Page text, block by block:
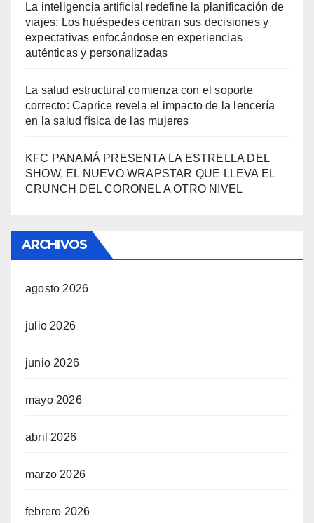
La inteligencia artificial redefine la planificación de
viajes: Los huéspedes centran sus decisiones y
expectativas enfocándose en experiencias
auténticas y personalizadas
La salud estructural comienza con el soporte
correcto: Caprice revela el impacto de la lencería
en la salud física de las mujeres
KFC PANAMÁ PRESENTA LA ESTRELLA DEL
SHOW, EL NUEVO WRAPSTAR QUE LLEVA EL
CRUNCH DEL CORONEL A OTRO NIVEL
ARCHIVOS
agosto 2026
julio 2026
junio 2026
mayo 2026
abril 2026
marzo 2026
febrero 2026